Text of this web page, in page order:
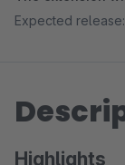
Expected
Highlights